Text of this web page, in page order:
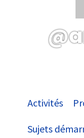
Activités
Sujets